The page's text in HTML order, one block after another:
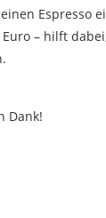
Espresso
– hilft
Dank!